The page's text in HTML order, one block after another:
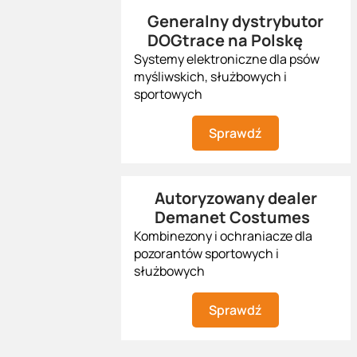
Generalny dystrybutor
DOGtrace na Polskę
Systemy elektroniczne dla psów
myśliwskich, służbowych i
sportowych
Sprawdź
Autoryzowany dealer
Demanet Costumes
Kombinezony i ochraniacze dla
pozorantów sportowych i
służbowych
Sprawdź